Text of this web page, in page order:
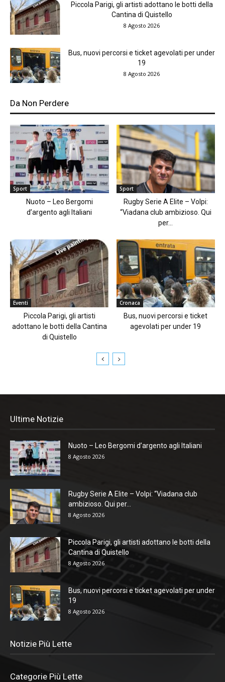
Piccola Parigi, gli artisti adottano le botti della
Cantina di Quistello
8 Agosto 2026
Bus, nuovi percorsi e ticket agevolati per under
19
8 Agosto 2026
Da Non Perdere
Sport
Nuoto – Leo Bergomi
d’argento agli Italiani
Sport
Rugby Serie A Elite – Volpi:
“Viadana club ambizioso. Qui
per...
Eventi
Piccola Parigi, gli artisti
adottano le botti della Cantina
di Quistello
Cronaca
Bus, nuovi percorsi e ticket
agevolati per under 19
Ultime Notizie
Nuoto – Leo Bergomi d’argento agli Italiani
8 Agosto 2026
Rugby Serie A Elite – Volpi: “Viadana club
ambizioso. Qui per...
8 Agosto 2026
Piccola Parigi, gli artisti adottano le botti della
Cantina di Quistello
8 Agosto 2026
Bus, nuovi percorsi e ticket agevolati per under
19
8 Agosto 2026
Notizie Più Lette
Categorie Più Lette